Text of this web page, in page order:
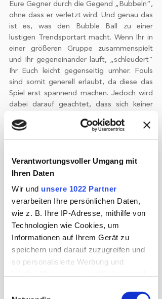
Verantwortungsvoller Umgang mit
Ihren Daten
Wir und unsere 1022 Partner
verarbeiten Ihre persönlichen Daten,
wie z. B. Ihre IP-Adresse, mithilfe von
Technologien wie Cookies, um
Informationen auf Ihrem Gerät zu
speichern und darauf zuzugreifen und
so personalisierte Werbung und
Eure Gegner durch die Gegend „Bubbeln“,
ohne dass er verletzt wird. Und genau das
ist es, was den Bubble Ball zu einer
lustigen Trendsportart macht. Wenn Ihr in
einer größeren Gruppe zusammenspielt
und Ihr gegeneinander lauft, „schleudert“
Ihr Euch leicht gegenseitig umher. Fouls
sind somit generell erlaubt, da diese das
Spiel erst spannend machen. Jedoch wird
dabei darauf geachtet, dass sich keiner
ab 6 Jahren geeignet.
Eine weitere Trendsportart ist das
Aqua
Zumba. Ein so gesehenes Tanz- und
Ausdauertraining mit exotischer Musik,
das besonders beim Abnehmen und für